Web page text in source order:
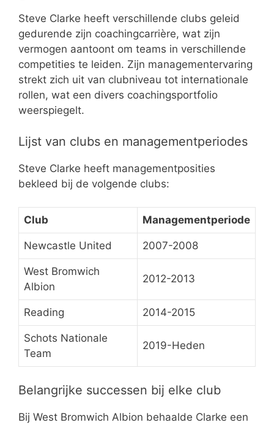
Steve Clarke heeft verschillende clubs geleid
gedurende zijn coachingcarrière, wat zijn
vermogen aantoont om teams in verschillende
competities te leiden. Zijn managementervaring
strekt zich uit van clubniveau tot internationale
rollen, wat een divers coachingsportfolio
weerspiegelt.
Lijst van clubs en managementperiodes
Steve Clarke heeft managementposities
bekleed bij de volgende clubs:
Club Managementperiode
Newcastle United 2007-2008
West Bromwich
Albion
2012-2013
Reading 2014-2015
Schots Nationale
Team
2019-Heden
Belangrijke successen bij elke club
Bij West Bromwich Albion behaalde Clarke een